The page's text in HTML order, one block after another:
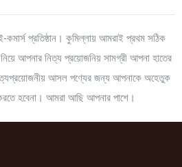
প্রতিষ্ঠান। কুমিল্লায় আমরাই প্রথম সঠিক
আপনার নিত্য প্রয়োজনিয় সামগ্রী আপনা হাতের
আসল পণ্যের জন্য আপনাকে অহেতুক
হবেনা। আমরা আছি আপনার পাশে।